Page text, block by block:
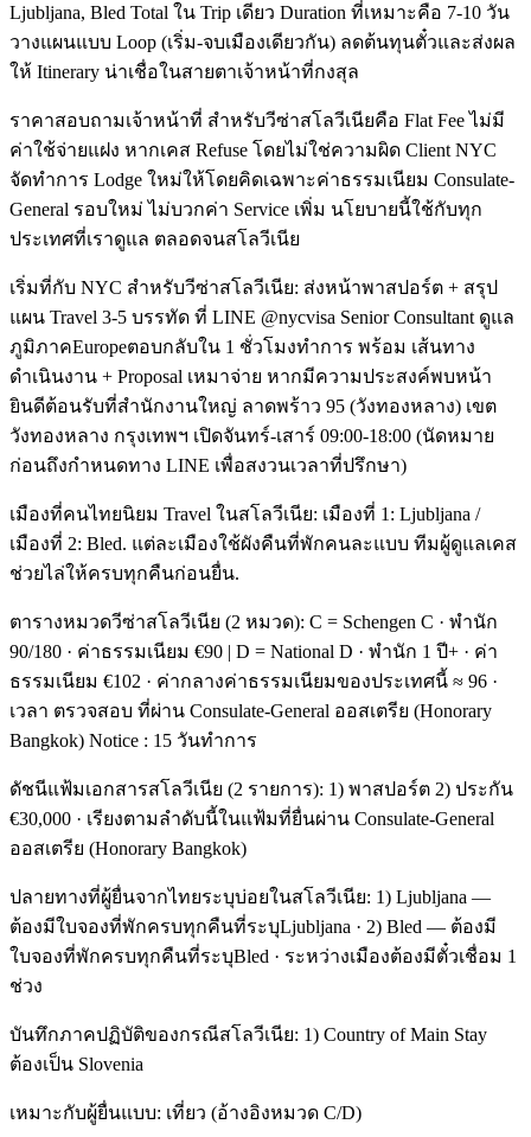
Ljubljana, Bled Total ใน Trip เดียว Duration ที่เหมาะคือ 7-10 วัน
วางแผนแบบ Loop (เริ่ม-จบเมืองเดียวกัน) ลดต้นทุนตั๋วและส่งผล
ให้ Itinerary น่าเชื่อในสายตาเจ้าหน้าที่กงสุล
ราคาสอบถามเจ้าหน้าที่ สำหรับวีซ่าสโลวีเนียคือ Flat Fee ไม่มี
ค่าใช้จ่ายแฝง หากเคส Refuse โดยไม่ใช่ความผิด Client NYC
จัดทำการ Lodge ใหม่ให้โดยคิดเฉพาะค่าธรรมเนียม Consulate-
General รอบใหม่ ไม่บวกค่า Service เพิ่ม นโยบายนี้ใช้กับทุก
ประเทศที่เราดูแล ตลอดจนสโลวีเนีย
เริ่มที่กับ NYC สำหรับวีซ่าสโลวีเนีย: ส่งหน้าพาสปอร์ต + สรุป
แผน Travel 3-5 บรรทัด ที่ LINE @nycvisa Senior Consultant ดูแล
ภูมิภาคEuropeตอบกลับใน 1 ชั่วโมงทำการ พร้อม เส้นทาง
ดำเนินงาน + Proposal เหมาจ่าย หากมีความประสงค์พบหน้า
ยินดีต้อนรับที่สำนักงานใหญ่ ลาดพร้าว 95 (วังทองหลาง) เขต
วังทองหลาง กรุงเทพฯ เปิดจันทร์-เสาร์ 09:00-18:00 (นัดหมาย
ก่อนถึงกำหนดทาง LINE เพื่อสงวนเวลาที่ปรึกษา)
เมืองที่คนไทยนิยม Travel ในสโลวีเนีย: เมืองที่ 1: Ljubljana /
เมืองที่ 2: Bled. แต่ละเมืองใช้ผังคืนที่พักคนละแบบ ทีมผู้ดูแลเคส
ช่วยไล่ให้ครบทุกคืนก่อนยื่น.
ตารางหมวดวีซ่าสโลวีเนีย (2 หมวด): C = Schengen C · พำนัก
90/180 · ค่าธรรมเนียม €90 | D = National D · พำนัก 1 ปี+ · ค่า
ธรรมเนียม €102 · ค่ากลางค่าธรรมเนียมของประเทศนี้ ≈ 96 ·
เวลา ตรวจสอบ ที่ผ่าน Consulate-General ออสเตรีย (Honorary
Bangkok) Notice : 15 วันทำการ
ดัชนีแฟ้มเอกสารสโลวีเนีย (2 รายการ): 1) พาสปอร์ต 2) ประกัน
€30,000 · เรียงตามลำดับนี้ในแฟ้มที่ยื่นผ่าน Consulate-General
ออสเตรีย (Honorary Bangkok)
ปลายทางที่ผู้ยื่นจากไทยระบุบ่อยในสโลวีเนีย: 1) Ljubljana —
ต้องมีใบจองที่พักครบทุกคืนที่ระบุLjubljana · 2) Bled — ต้องมี
ใบจองที่พักครบทุกคืนที่ระบุBled · ระหว่างเมืองต้องมีตั๋วเชื่อม 1
ช่วง
บันทึกภาคปฏิบัติของกรณีสโลวีเนีย: 1) Country of Main Stay
ต้องเป็น Slovenia
เหมาะกับผู้ยื่นแบบ: เที่ยว (อ้างอิงหมวด C/D)